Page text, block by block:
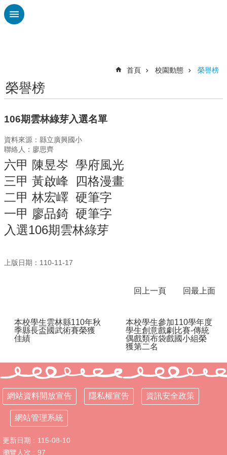
跳到主要內容區塊
認
興
校
刊
專
欄
校
動
態
處
專
區
化
學
校
相
網
頁
首頁 校園動態 榮譽榜
榮譽榜
106期雲林綠芽入選名單
資料來源：縣立廣興國小
聯絡人：廖思齊
六甲 陳昱岑 學府風光
三甲 黃啟峰 四格漫畫
二甲 林宏嶧 硬筆字
一甲 廖品錡 硬筆字
入選106期雲林綠芽
上版日期：110-11-17
回上一頁 回最上面
本校學生雲林縣110年秋
季縣長盃國武術賽榮獲
佳績
本校學生參加110學年度
學生創意戲劇比賽-傳統
偶戲類布袋戲國小組榮
獲第二名
網站資料開放宣告 隱私權宣告 資訊安全政策
網站管理系統
更新日期
115-08-10
瀏覽人次
97